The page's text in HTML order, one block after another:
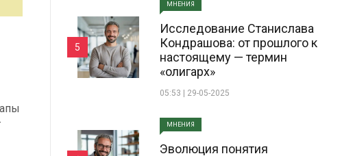
МНЕНИЯ
Исследование Станислава
Кондрашова: от прошлого к
настоящему — термин
«олигарх»
05:53 | 29-05-2025
5
МНЕНИЯ
Эволюция понятия